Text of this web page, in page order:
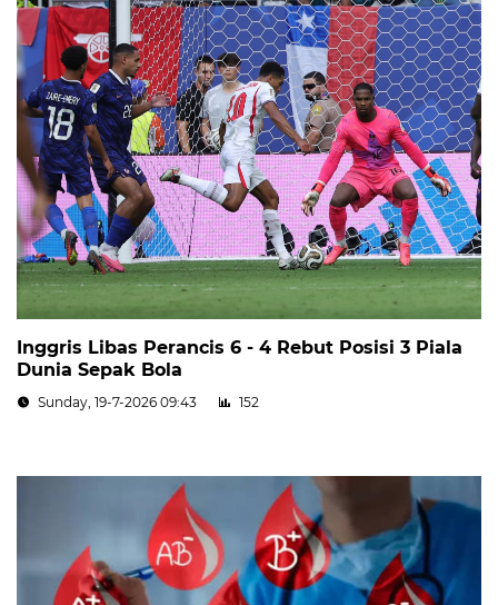
Inggris Libas Perancis 6 - 4 Rebut Posisi 3 Piala
Dunia Sepak Bola
Sunday, 19-7-2026 09:43 152